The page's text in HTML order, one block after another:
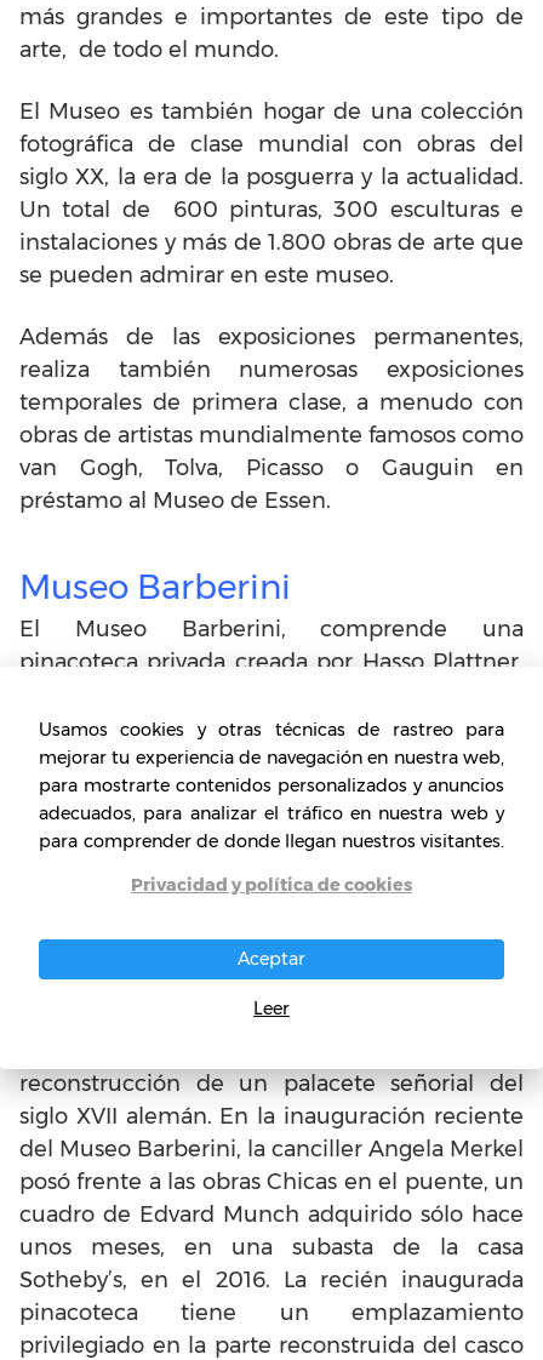
más grandes e importantes de este tipo de
arte, de todo el mundo.
El Museo es también hogar de una colección
fotográfica de clase mundial con obras del
siglo XX, la era de la posguerra y la actualidad.
Un total de 600 pinturas, 300 esculturas e
instalaciones y más de 1.800 obras de arte que
se pueden admirar en este museo.
Además de las exposiciones permanentes,
realiza también numerosas exposiciones
temporales de primera clase, a menudo con
obras de artistas mundialmente famosos como
van Gogh, Tolva, Picasso o Gauguin en
préstamo al Museo de Essen.
Museo Barberini
El Museo Barberini, comprende una
pinacoteca privada creada por Hasso Plattner,
establecido en un palacio barroco en la que
fue la ciudad de la corte de los reyes de Prusia.
Este museo abre dos exposiciones con un total
de 170 obras, la mayoría de fondos propios. Las
muestras están centradas en el impresionismo
una de ellas y la otra, en las vanguardias del
obras de Monet, Munch, Renoir, Kandinsky,
reconstrucción de un palacete señorial del
siglo XVII alemán. En la inauguración reciente
del Museo Barberini, la canciller Angela Merkel
posó frente a las obras Chicas en el puente, un
cuadro de Edvard Munch adquirido sólo hace
unos meses, en una subasta de la casa
Sotheby’s, en el 2016. La recién inaugurada
pinacoteca tiene un emplazamiento
privilegiado en la parte reconstruida del casco
Usamos cookies y otras técnicas de rastreo para
mejorar tu experiencia de navegación en nuestra web,
para mostrarte contenidos personalizados y anuncios
adecuados, para analizar el tráfico en nuestra web y
para comprender de donde llegan nuestros visitantes.
Privacidad y política de cookies
Aceptar
Leer